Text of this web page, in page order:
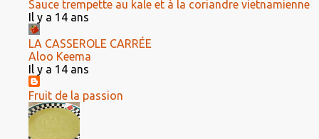
Sauce trempette au kale et à la coriandre vietnamienne
Il y a 14 ans
LA CASSEROLE CARRÉE
Aloo Keema
Il y a 14 ans
Fruit de la passion